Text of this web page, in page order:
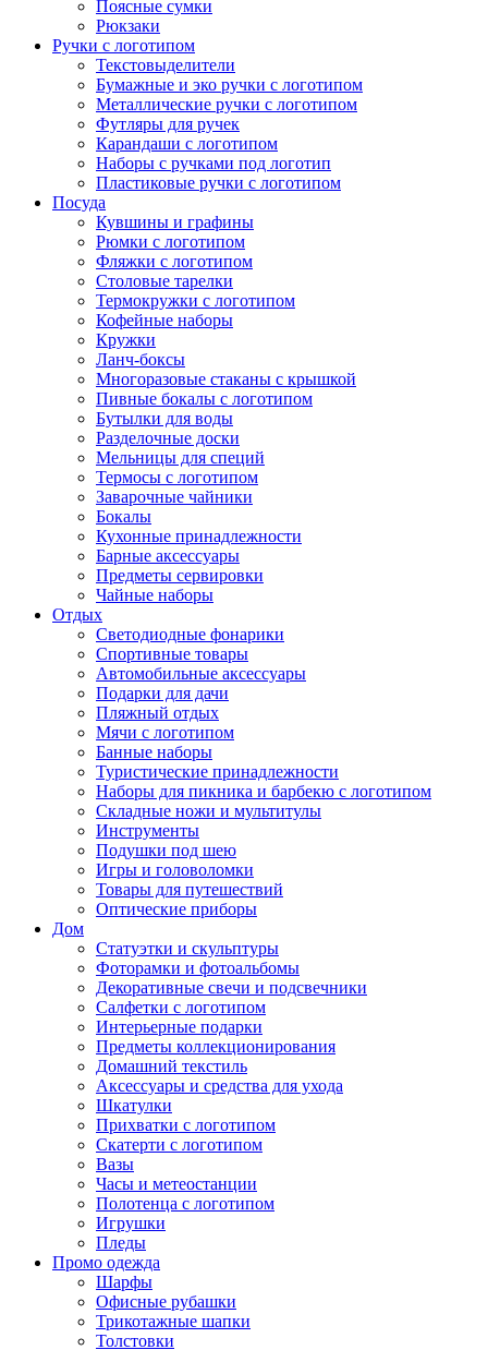
Поясные сумки
Рюкзаки
Ручки с логотипом
Текстовыделители
Бумажные и эко ручки с логотипом
Металлические ручки с логотипом
Футляры для ручек
Карандаши с логотипом
Наборы с ручками под логотип
Пластиковые ручки с логотипом
Посуда
Кувшины и графины
Рюмки с логотипом
Фляжки с логотипом
Столовые тарелки
Термокружки с логотипом
Кофейные наборы
Кружки
Ланч-боксы
Многоразовые стаканы с крышкой
Пивные бокалы с логотипом
Бутылки для воды
Разделочные доски
Мельницы для специй
Термосы с логотипом
Заварочные чайники
Бокалы
Кухонные принадлежности
Барные аксессуары
Предметы сервировки
Чайные наборы
Отдых
Светодиодные фонарики
Спортивные товары
Автомобильные аксессуары
Подарки для дачи
Пляжный отдых
Мячи с логотипом
Банные наборы
Туристические принадлежности
Наборы для пикника и барбекю с логотипом
Складные ножи и мультитулы
Инструменты
Подушки под шею
Игры и головоломки
Товары для путешествий
Оптические приборы
Дом
Статуэтки и скульптуры
Фоторамки и фотоальбомы
Декоративные свечи и подсвечники
Салфетки с логотипом
Интерьерные подарки
Предметы коллекционирования
Домашний текстиль
Аксессуары и средства для ухода
Шкатулки
Прихватки с логотипом
Скатерти с логотипом
Вазы
Часы и метеостанции
Полотенца с логотипом
Игрушки
Пледы
Промо одежда
Шарфы
Офисные рубашки
Трикотажные шапки
Толстовки